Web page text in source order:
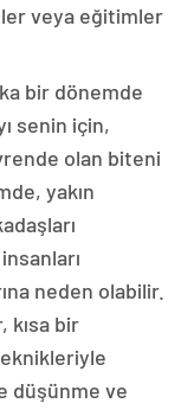
veya eğitimler
bir dönemde
senin için,
olan biteni
yakın
neden olabilir.
kısa bir
düşünme ve